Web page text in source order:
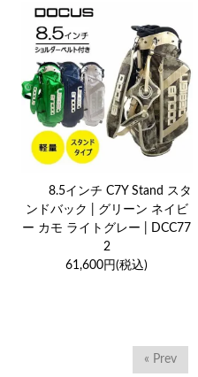
8.5インチ C7Y Stand スタ
ンドバック | グリーン ネイビ
ー カモ ライトグレー | DCC77
2
61,600円(税込)
« Prev